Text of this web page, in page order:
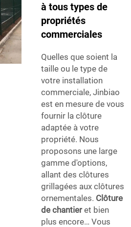
à tous types de
propriétés
commerciales
Quelles que soient la
taille ou le type de
votre installation
commerciale, Jinbiao
est en mesure de vous
fournir la clôture
adaptée à votre
propriété. Nous
proposons une large
gamme d'options,
allant des clôtures
grillagées aux clôtures
ornementales. Clôture
de chantieret bien
plus encore… Vous